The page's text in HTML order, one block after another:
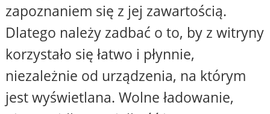
zapoznaniem się z jej zawartością.
Dlatego należy zadbać o to, by z witryny
korzystało się łatwo i płynnie,
niezależnie od urządzenia, na którym
jest wyświetlana. Wolne ładowanie,